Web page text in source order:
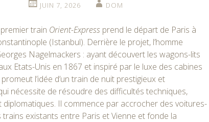
JUIN 7, 2026 DOM
train Orient-Express prend le départ de Paris à
(Istanbul). Derrière le projet, l’homme
Nagelmackers : ayant découvert les wagons-lits
Etats-Unis en 1867 et inspiré par le luxe des cabines
l’idée d’un train de nuit prestigieux et
nécessite de résoudre des difficultés techniques,
diplomatiques. Il commence par accrocher des voitures-
existants entre Paris et Vienne et fonde la